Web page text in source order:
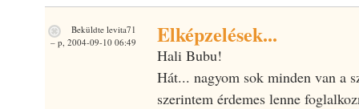
Elképzelések...
Hali Bubu!
Hát... nagyom sok minden van a
szerintem érdemes lenne
Beküldte levita71
– p, 2004-09-10 06:49